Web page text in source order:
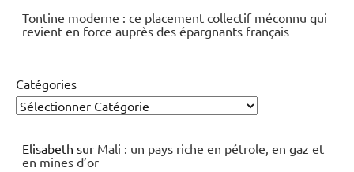
Tontine moderne : ce placement collectif méconnu qui
revient en force auprès des épargnants français
Catégories
Elisabeth sur Mali : un pays riche en pétrole, en gaz et
en mines d’or